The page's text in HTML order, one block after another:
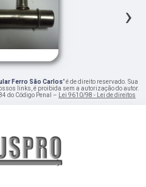
›
Ferro São Carlos" é de direito reservado. Sua
links, é proibida sem a autorização do autor.
do Código Penal – Lei 9610/98 - Lei de direitos